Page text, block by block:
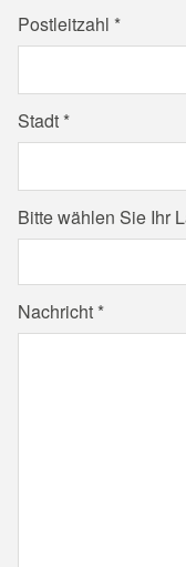
Postleitzahl
Stadt
Bitte wählen Sie Ihr
Nachricht